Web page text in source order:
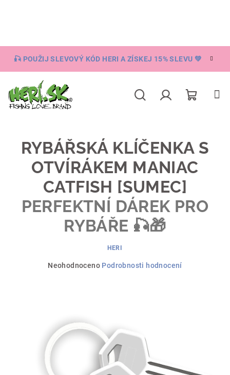
🎣 POUŽIJ SLEVOVÝ KÓD HERI A ZÍSKEJ 15% SLEVU 💚
košík
RYBÁŘSKÁ KLÍČENKA S
OTVÍRÁKEM MANIAC
CATFISH [SUMEC]
PERFEKTNÍ DÁREK PRO
RYBÁŘE 🎣🎁
HERI
Průměrné
hvězdiček.
Neohodnoceno Podrobnosti hodnocení